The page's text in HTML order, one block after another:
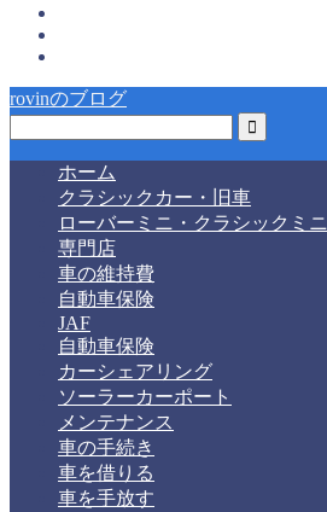
rovinのブログ
ホーム
クラシックカー・旧車
ローバーミニ・クラシックミニ
専門店
車の維持費
自動車保険
JAF
自動車保険
カーシェアリング
ソーラーカーポート
メンテナンス
車の手続き
車を借りる
車を手放す